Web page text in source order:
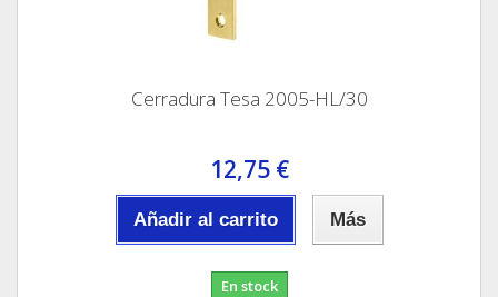
Cerradura Tesa 2005-HL/30
12,75 €
Añadir al carrito Más
En stock